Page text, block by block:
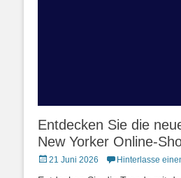
Entdecken Sie die
New Yorker Online-
Posted
21 Juni 2026 Hinterlasse